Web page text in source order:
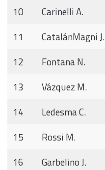
10
Carinelli A.
11
CatalánMagni J.
12
Fontana N.
13
Vázquez M.
14
Ledesma C.
15
Rossi M.
16
Garbelino J.